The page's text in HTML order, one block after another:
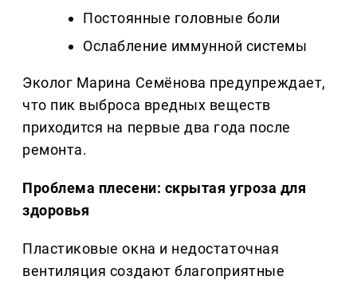
Постоянные головные боли
Ослабление иммунной системы
Эколог Марина Семёнова предупреждает,
что пик выброса вредных веществ
приходится на первые два года после
ремонта.
Проблема плесени: скрытая угроза для
здоровья
Пластиковые окна и недостаточная
вентиляция создают благоприятные